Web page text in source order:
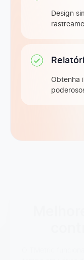
Design
Obtenha